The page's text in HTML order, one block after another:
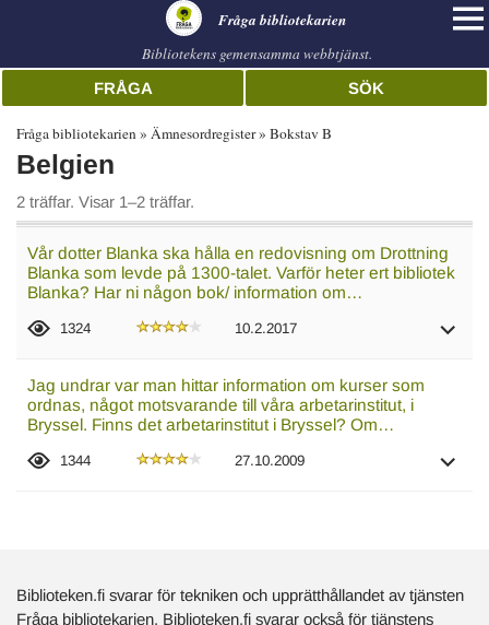
Fråga bibliotekarien
Bibliotekens gemensamma webbtjänst.
FRÅGA SÖK
Fråga bibliotekarien Ämnesordregister Bokstav B
Belgien
2 träffar. Visar 1–2 träffar.
Vår dotter Blanka ska hålla en redovisning om Drottning
Blanka som levde på 1300-talet. Varför heter ert bibliotek
Blanka? Har ni någon bok/ information om…
1324 10.2.2017
Jag undrar var man hittar information om kurser som
ordnas, något motsvarande till våra arbetarinstitut, i
Bryssel. Finns det arbetarinstitut i Bryssel? Om…
1344 27.10.2009
Biblioteken.fi svarar för tekniken och upprätthållandet av tjänsten
Fråga bibliotekarien. Biblioteken.fi svarar också för tjänstens